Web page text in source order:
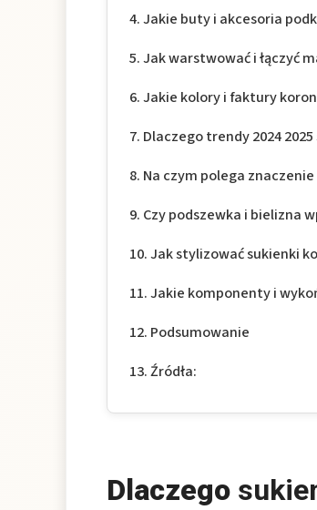
Jakie buty i akcesoria
Jak warstwować i łączyć
Jakie kolory i faktury
Dlaczego trendy 2024
Na czym polega
Czy podszewka i bielizna
Jak stylizować sukienki
Jakie komponenty i
Podsumowanie
Źródła:
Dlaczego